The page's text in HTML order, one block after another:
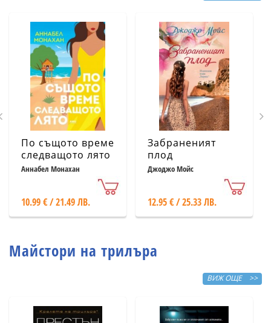
По същото време
следващото лято
Аннабел Монахан
10.99 € / 21.49 ЛВ.
Забраненият
плод
Джоджо Мойс
12.95 € / 25.33 ЛВ.
Майстори на трилъра
ВИЖ ОЩЕ >>